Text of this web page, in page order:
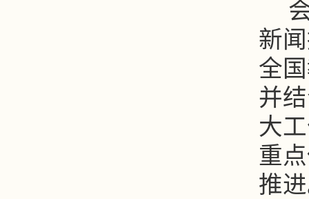
新
全
并
大
重
推